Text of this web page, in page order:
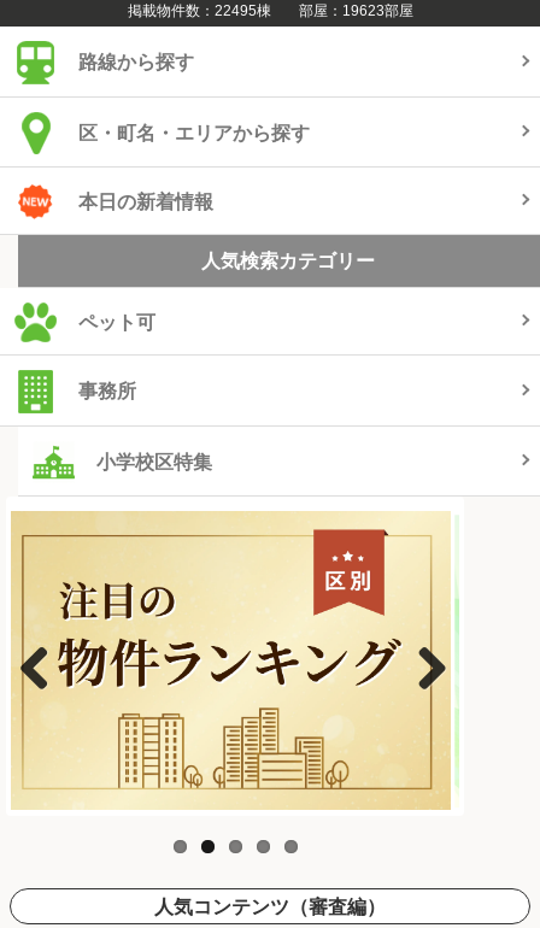
掲載物件数：22495棟 部屋：19623部屋
路線から探す
区・町名・エリアから探す
本日の新着情報
人気検索カテゴリー
ペット可
事務所
小学校区特集
Previous Next
人気コンテンツ（審査編）